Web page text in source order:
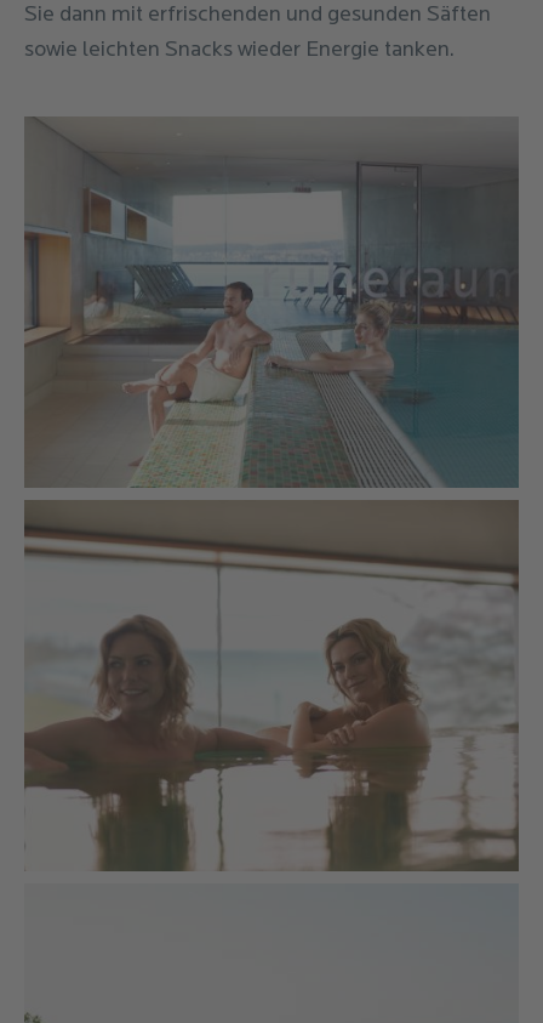
Sie dann mit erfrischenden und gesunden Säften
sowie leichten Snacks wieder Energie tanken.